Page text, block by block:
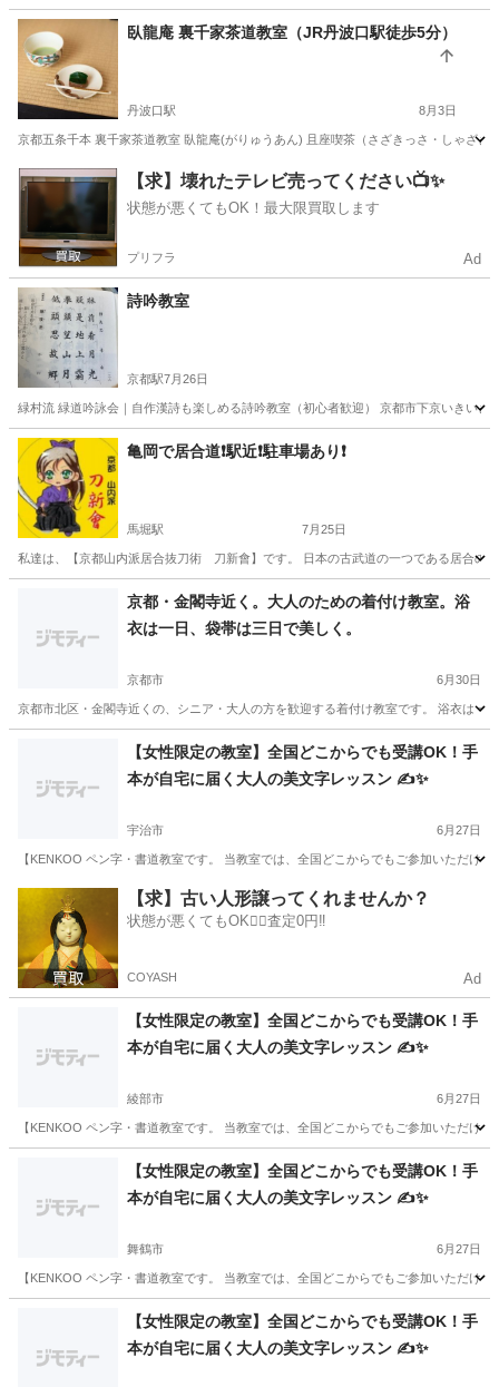
京都 亀岡市 馬堀駅 その他 居合道
臥龍庵 裏千家茶道教室（JR丹波口駅徒歩5分）
丹波口駅 8月3日
京都五条千本 裏千家茶道教室 臥龍庵(がりゅうあん) 且座喫茶（さざきっさ・しゃざ
京都 京都市 丹波口駅 茶道 裏千家
【求】壊れたテレビ売ってください📺✨
状態が悪くてもOK！最大限買取します
プリフラ Ad
詩吟教室
京都駅7月26日
緑村流 緑道吟詠会｜自作漢詩も楽しめる詩吟教室（初心者歓迎） 京都市下京いきい
京都 京都市 京都駅 日本芸能 詩吟
亀岡で居合道❗️駅近❗️駐車場あり❗️
馬堀駅 7月25日
私達は、【京都山内派居合抜刀術 刀新會】です。 日本の古武道の一つである居合の教
馬堀駅 日本文化 居合道
京都・金閣寺近く。大人のための着付け教室。浴
衣は一日、袋帯は三日で美しく。
京都市 6月30日
京都市北区・金閣寺近くの、シニア・大人の方を歓迎する着付け教室です。 浴衣は
着付け 浴衣
【女性限定の教室】全国どこからでも受講OK！手
本が自宅に届く大人の美文字レッスン ✍️✨
宇治市 6月27日
【KENKOO ペン字・書道教室です。 当教室では、全国どこからでもご参加いただけ
ペン字 KEN
【求】古い人形譲ってくれませんか？
状態が悪くてもOK🙆‍♀️査定0円‼️
COYASH Ad
【女性限定の教室】全国どこからでも受講OK！手
本が自宅に届く大人の美文字レッスン ✍️✨
綾部市 6月27日
【KENKOO ペン字・書道教室です。 当教室では、全国どこからでもご参加いただけ
ペン字 KEN
【女性限定の教室】全国どこからでも受講OK！手
本が自宅に届く大人の美文字レッスン ✍️✨
舞鶴市 6月27日
【KENKOO ペン字・書道教室です。 当教室では、全国どこからでもご参加いただけ
ペン字 KEN
【女性限定の教室】全国どこからでも受講OK！手
本が自宅に届く大人の美文字レッスン ✍️✨